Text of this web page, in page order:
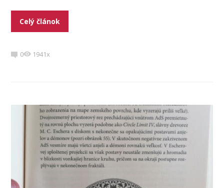
Celý článok
0 1941x